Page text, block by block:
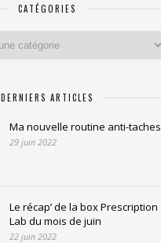
CATÉGORIES
DERNIERS ARTICLES
Ma nouvelle routine anti-taches
29 juin 2022
Le récap’ de la box Prescription
Lab du mois de juin
22 juin 2022